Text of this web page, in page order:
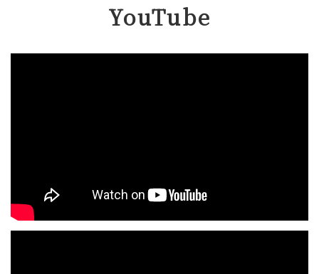
YouTube